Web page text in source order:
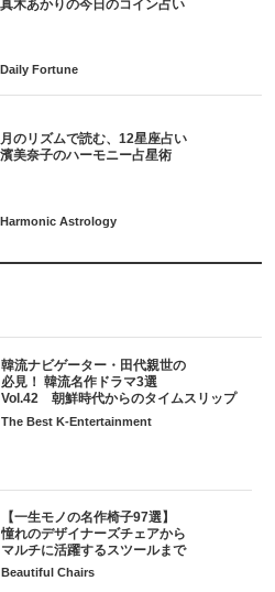
月のリズムで読む、12星座占い
韓流ナビゲーター・田代親世の
必見！ 韓流名作ドラマ3選
Vol.42 朝鮮時代からのタイムスリップ
The Best K-Entertainment
【一生モノの名作椅子97選】
憧れのデザイナーズチェアから
マルチに活躍するスツールまで
Beautiful Chairs